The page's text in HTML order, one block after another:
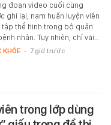
đoạn video cuối cùng
ghi lại, nam huấn luyện viên
tập thể hình trong bộ quần
nhân. Tuy nhiên, chỉ vài…
KHỎE - 7 giờ trước
trong lớp dùng